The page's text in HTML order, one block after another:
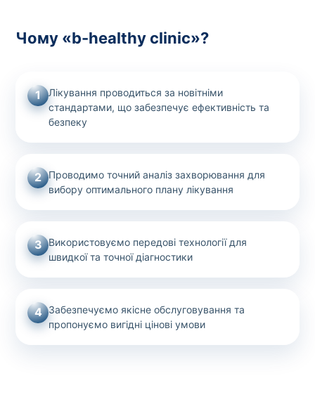
Чому «b-healthy clinic»?
1
Лікування проводиться за новітніми
стандартами, що забезпечує ефективність та
безпеку
2
Проводимо точний аналіз захворювання для
вибору оптимального плану лікування
3 Використовуємо передові технології для
швидкої та точної діагностики
4 Забезпечуємо якісне обслуговування та
пропонуємо вигідні цінові умови